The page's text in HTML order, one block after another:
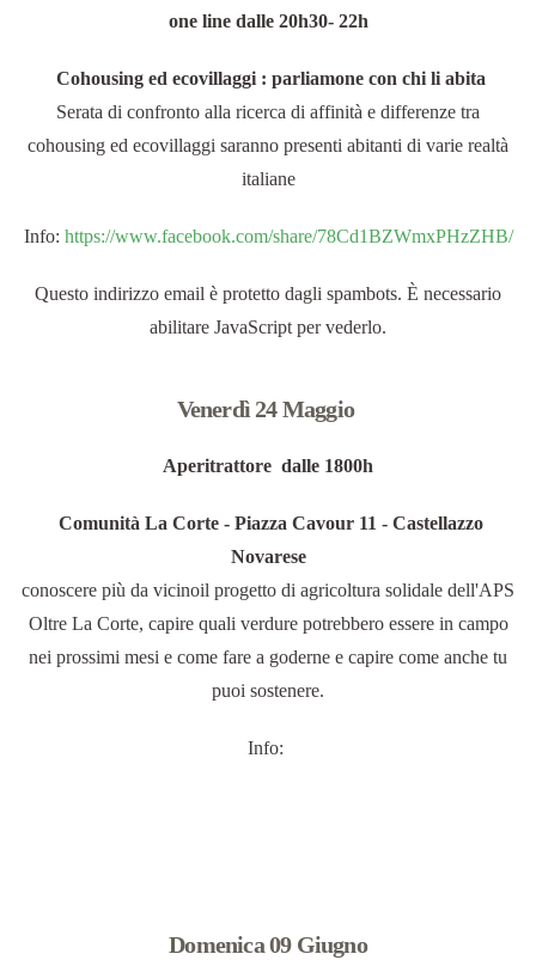
one line dalle 20h30- 22h
Cohousing ed ecovillaggi : parliamone con chi li abita
Serata di confronto alla ricerca di affinità e differenze tra
cohousing ed ecovillaggi saranno presenti abitanti di varie realtà
italiane
Info: https://www.facebook.com/share/78Cd1BZWmxPHzZHB/
Questo indirizzo email è protetto dagli spambots. È necessario
abilitare JavaScript per vederlo.
Venerdì 24 Maggio
Aperitrattore dalle 1800h
Comunità La Corte - Piazza Cavour 11 - Castellazzo
Novarese
conoscere più da vicinoil progetto di agricoltura solidale dell'APS
Oltre La Corte, capire quali verdure potrebbero essere in campo
nei prossimi mesi e come fare a goderne e capire come anche tu
puoi sostenere.
Info:
Domenica 09 Giugno